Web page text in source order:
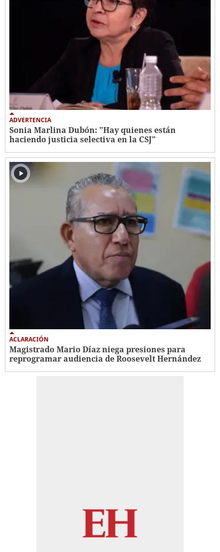
ADVERTENCIA
Sonia Marlina Dubón: "Hay quienes están
haciendo justicia selectiva en la CSJ"
ACLARACIÓN
Magistrado Mario Díaz niega presiones para
reprogramar audiencia de Roosevelt Hernández